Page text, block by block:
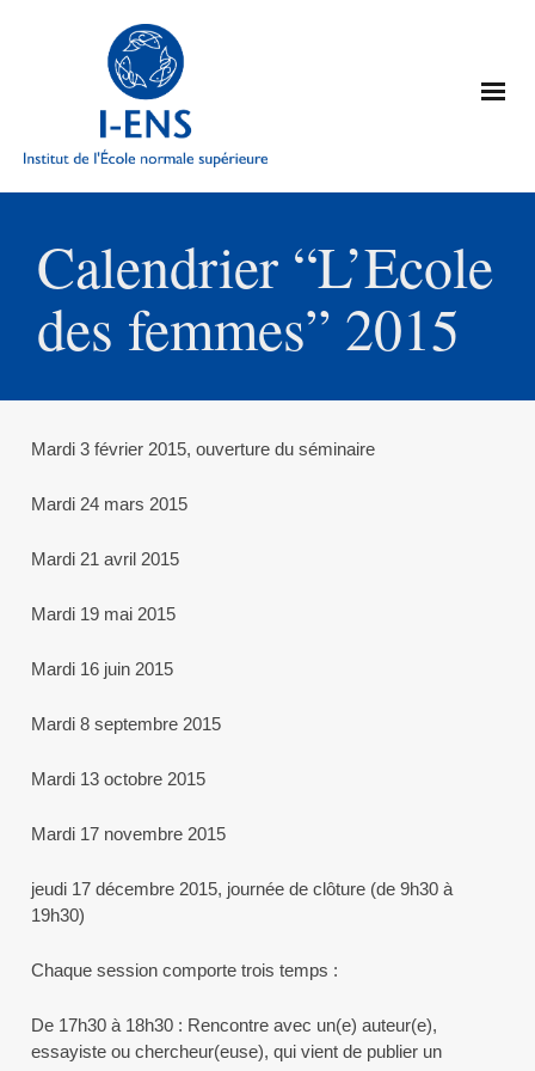
Calendrier “L’Ecole
des femmes” 2015
Mardi 3 février 2015, ouverture du séminaire
Mardi 24 mars 2015
Mardi 21 avril 2015
Mardi 19 mai 2015
Mardi 16 juin 2015
Mardi 8 septembre 2015
Mardi 13 octobre 2015
Mardi 17 novembre 2015
jeudi 17 décembre 2015, journée de clôture (de 9h30 à
19h30)
Chaque session comporte trois temps :
De 17h30 à 18h30 : Rencontre avec un(e) auteur(e),
essayiste ou chercheur(euse), qui vient de publier un